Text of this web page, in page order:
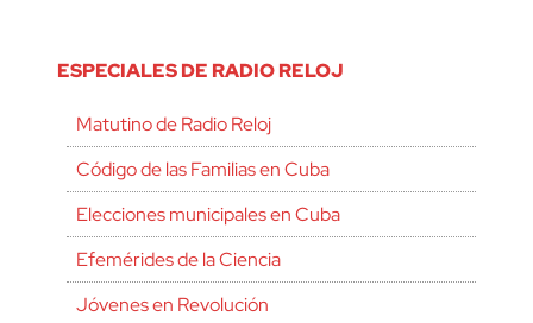
ESPECIALES DE RADIO RELOJ
Matutino de Radio Reloj
Código de las Familias en Cuba
Elecciones municipales en Cuba
Efemérides de la Ciencia
Jóvenes en Revolución